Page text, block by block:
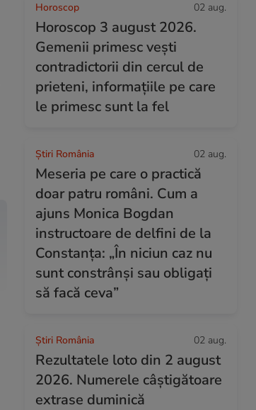
Horoscop 02 aug.
Horoscop 3 august 2026.
Gemenii primesc vești
contradictorii din cercul de
prieteni, informațiile pe care
le primesc sunt la fel
Știri România 02 aug.
Meseria pe care o practică
doar patru români. Cum a
ajuns Monica Bogdan
instructoare de delfini de la
Constanța: „În niciun caz nu
sunt constrânși sau obligați
să facă ceva”
Știri România 02 aug.
Rezultatele loto din 2 august
2026. Numerele câștigătoare
extrase duminică